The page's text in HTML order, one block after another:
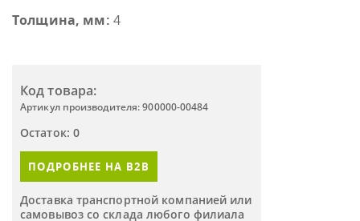
Толщина, мм: 4
Код товара:
Артикул производителя: 900000-00484
Остаток: 0
ПОДРОБНЕЕ НА B2B
Доставка транспортной компанией или
самовывоз со склада любого филиала